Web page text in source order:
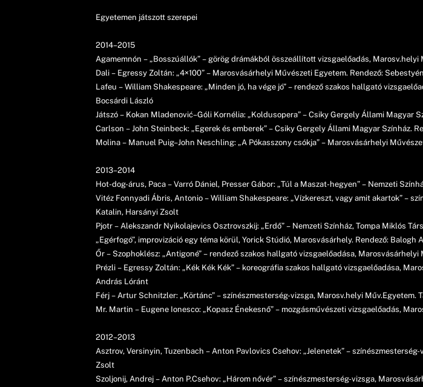
Egyetemen játszott szerepei
2014–2015
Agamemnón – „Bosszúállók” – görög drámákból összeállított vizsgaelőadás, Marosv.helyi
Dali – Egressy Zoltán: „4×100” – Marosvásárhelyi Művészeti Egyetem. Rendező:
Lafeu – William Shakespeare: „Minden jó, ha vége jó” – rendező szakos hallgató
Bocsárdi László
Játszó – Kokan Mladenović–Góli Kornélia: „Koldusopera” – Csiky Gergely Állami Magyar
Carlson – John Steinbeck: „Egerek és emberek” – Csiky Gergely Állami Magyar Színház.
Molina – Manuel Puig–John Neschling: „A Pókasszony csókja” – Marosvásárhelyi
2013–2014
Hot-dog-árus, Paca – Varró Dániel, Presser Gábor: „Túl a Maszat-hegyen” – Nemzeti
Vitéz Fonnyadi Ábris, Antonio – William Shakespeare: „Vízkereszt, vagy amit akartok” –
Katalin, Harsányi Zsolt
Pjotr – Alekszandr Nyikolajevics Osztrovszkij: „Erdő” – Nemzeti Színház, Tompa Miklós
„Egérfogó”, improvizáció egy téma körül, Yorick Stúdió, Marosvásárhely. Rendező: Balogh
Őr – Szophoklész: „Antigoné” – rendező szakos hallgató vizsgaelőadása,
Prézli – Egressy Zoltán: „Kék Kék Kék” – koreográfia szakos hallgató vizsgaelőadása,
András Lóránt
Férj – Artur Schnitzler: „Körtánc” – színészmesterség-vizsga, Marosv.helyi Műv.Egyetem.
Mr. Martin – Eugene Ionesco: „Kopasz Énekesnő” – mozgásművészeti vizsgaelőadás,
2012–2013
Asztrov, Versinyin, Tuzenbach – Anton Pavlovics Csehov: „Jelenetek” –
Zsolt
Szoljonij, Andrej – Anton P.Csehov: „Három nővér” – színészmesterség-vizsga,